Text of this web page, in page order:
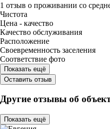
1 отзыв о проживании со
Чистота
Цена - качество
Качество обслуживания
Расположение
Своевременность заселения
Соответствие фото
Показать ещё
Оставить отзыв
Другие отзывы об
Показать ещё